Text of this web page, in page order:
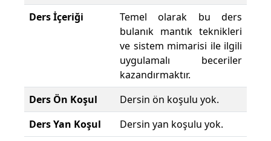
Ders İçeriği
Temel olarak bu ders
bulanık mantık teknikleri
ve sistem mimarisi ile ilgili
uygulamalı beceriler
kazandırmaktır.
Ders Ön Koşul
Dersin ön koşulu yok.
Ders Yan Koşul
Dersin yan koşulu yok.